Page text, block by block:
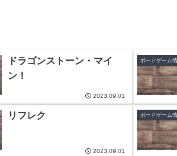
ドラゴンストーン・マイ
ン！
2023.09.01
ボードゲーム
リフレク
2023.09.01
ボードゲーム